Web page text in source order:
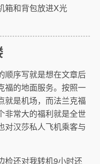
箱和背包放进X光
顺序写就是想在文章后
福的地面服务。按照一
就是机场，而法兰克福
非常大的福利就是全世
对汉莎私人飞机乘客与
检还对我转机9小时还